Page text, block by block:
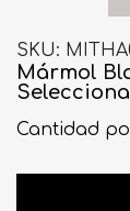
SKU
Mármol
Cantidad